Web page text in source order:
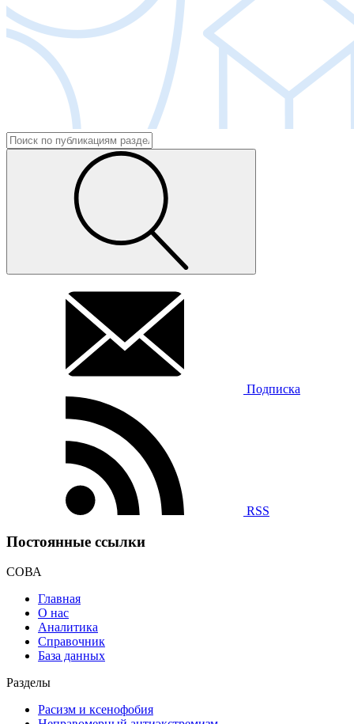
Подписка
RSS
Постоянные ссылки
СОВА
Главная
О нас
Аналитика
Справочник
База данных
Разделы
Расизм и ксенофобия